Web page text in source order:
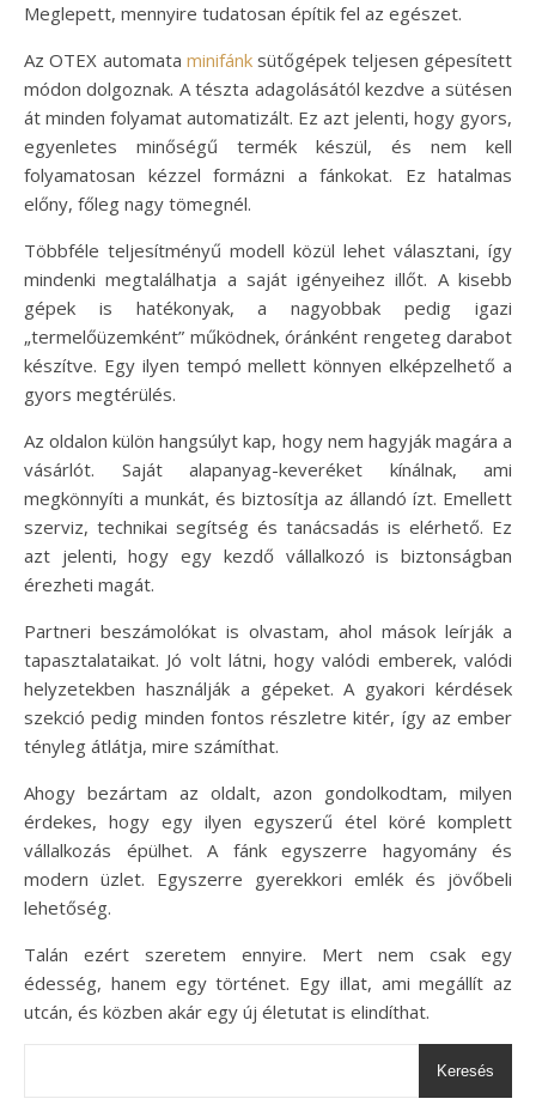
Meglepett, mennyire tudatosan építik fel az egészet.
Az OTEX automata minifánk sütőgépek teljesen gépesített
módon dolgoznak. A tészta adagolásától kezdve a sütésen
át minden folyamat automatizált. Ez azt jelenti, hogy gyors,
egyenletes minőségű termék készül, és nem kell
folyamatosan kézzel formázni a fánkokat. Ez hatalmas
előny, főleg nagy tömegnél.
Többféle teljesítményű modell közül lehet választani, így
mindenki megtalálhatja a saját igényeihez illőt. A kisebb
gépek is hatékonyak, a nagyobbak pedig igazi
„termelőüzemként” működnek, óránként rengeteg darabot
készítve. Egy ilyen tempó mellett könnyen elképzelhető a
gyors megtérülés.
Az oldalon külön hangsúlyt kap, hogy nem hagyják magára a
vásárlót. Saját alapanyag-keveréket kínálnak, ami
megkönnyíti a munkát, és biztosítja az állandó ízt. Emellett
szerviz, technikai segítség és tanácsadás is elérhető. Ez
azt jelenti, hogy egy kezdő vállalkozó is biztonságban
érezheti magát.
Partneri beszámolókat is olvastam, ahol mások leírják a
tapasztalataikat. Jó volt látni, hogy valódi emberek, valódi
helyzetekben használják a gépeket. A gyakori kérdések
szekció pedig minden fontos részletre kitér, így az ember
tényleg átlátja, mire számíthat.
Ahogy bezártam az oldalt, azon gondolkodtam, milyen
érdekes, hogy egy ilyen egyszerű étel köré komplett
vállalkozás épülhet. A fánk egyszerre hagyomány és
modern üzlet. Egyszerre gyerekkori emlék és jövőbeli
lehetőség.
Talán ezért szeretem ennyire. Mert nem csak egy
édesség, hanem egy történet. Egy illat, ami megállít az
utcán, és közben akár egy új életutat is elindíthat.
Keresés